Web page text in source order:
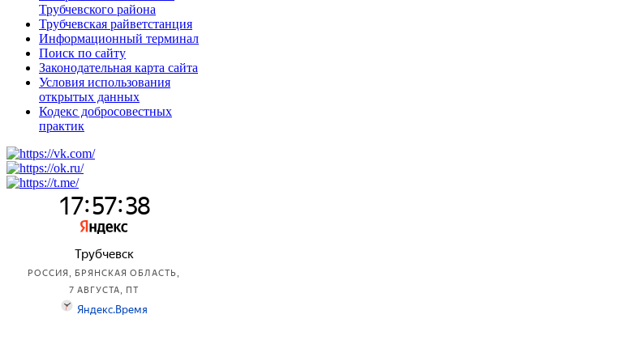
Трубчевского района
Трубчевская райветстанция
Информационный терминал
Поиск по сайту
Законодательная карта сайта
Условия использования
открытых данных
Кодекс добросовестных
практик